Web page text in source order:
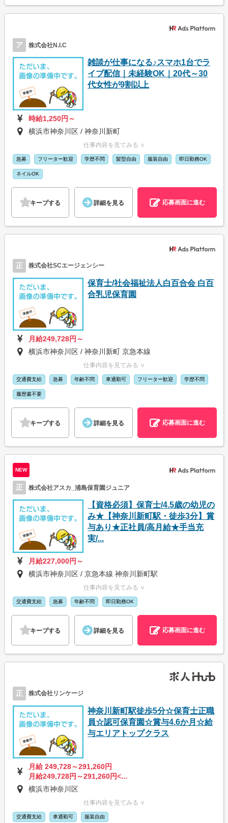
ア 株式会社N.I.C
雑談が仕事になる♪スマホ1台でラ
イブ配信｜未経験OK｜20代～30
代女性が9割以上
時給1,250円～
横浜市神奈川区 / 神奈川新町
仕事内容を見てみる ∨
急募 フリーター歓迎 学歴不問 髪型自由 服装自由 即日勤務OK
ネイルOK
キープする 詳細を見る 応募画面に進む
正 株式会社SCエージェンシー
保育士/社会福祉法人白百合会 白百
合乳児保育園
月給249,728円～
横浜市神奈川区 / 神奈川新町 京急本線
仕事内容を見てみる ∨
交通費支給 急募 年齢不問 車通勤可 フリーター歓迎 学歴不問
履歴書不要
キープする 詳細を見る 応募画面に進む
NEW
正 株式会社アスカ_浦島保育園ジュニア
【資格必須】保育士/4.5歳の幼児の
み★【神奈川新町駅・徒歩3分】賞
与あり★正社員/高月給★手当充
実/...
月給227,000円～
横浜市神奈川区 / 京急本線 神奈川新町駅
仕事内容を見てみる ∨
交通費支給 急募 年齢不問 即日勤務OK
キープする 詳細を見る 応募画面に進む
正 株式会社リンケージ
神奈川新町駅徒歩5分☆保育士正職
員☆認可保育園☆賞与4.6か月☆給
与エリアトップクラス
月給 249,728～291,260円
月給249,728円～291,260円<...
横浜市神奈川区
仕事内容を見てみる ∨
交通費支給 車通勤可 服装自由